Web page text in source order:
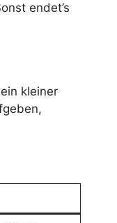
endet’s
kleiner